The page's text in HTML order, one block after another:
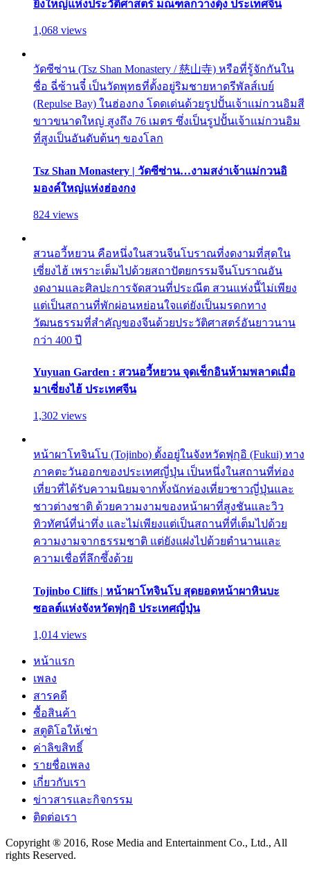
ยิ่งใหญ่แห่งประวัติศาสตร์ มณฑลกวางตุ้ง ประเทศจีน
1,068 views
วัดซีซ่าน (Tsz Shan Monastery / 慈山寺) หรือที่รู้จักกันใน
ชื่อ ฉี่ซ้านจี๋ เป็นวัดพุทธที่ตั้งอยู่ริมชายหาดรีพัลส์เบย์
(Repulse Bay) ในฮ่องกง โดดเด่นด้วยรูปปั้นเจ้าแม่กวนอิมสี
ขาวขนาดใหญ่ สูงถึง 76 เมตร ซึ่งเป็นรูปปั้นเจ้าแม่กวนอิม
ที่สูงเป็นอันดับต้นๆ ของโลก
Tsz Shan Monastery | วัดซีซ่าน…งามสง่าเจ้าแม่กวนอิ
มองค์ใหญ่แห่งฮ่องกง
824 views
สวนอวี้หยวน คือหนึ่งในสวนจีนโบราณที่งดงามที่สุดใน
เซี่ยงไฮ้ เพราะเต็มไปด้วยสถาปัตยกรรมจีนโบราณอัน
งดงามและศิลปะการจัดสวนที่ประณีต สวนแห่งนี้ไม่เพียง
แต่เป็นสถานที่พักผ่อนหย่อนใจแต่ยังเป็นมรดกทาง
วัฒนธรรมที่สำคัญของจีนด้วยประวัติศาสตร์อันยาวนาน
กว่า 400 ปี
Yuyuan Garden : สวนอวี้หยวน จุดเช็กอินห้ามพลาดเมื่อ
มาเซี่ยงไฮ้ ประเทศจีน
1,302 views
หน้าผาโทจินโบ (Tojinbo) ตั้งอยู่ในจังหวัดฟุกุอิ (Fukui) ทาง
ภาคตะวันออกของประเทศญี่ปุ่น เป็นหนึ่งในสถานที่ท่อง
เที่ยวที่ได้รับความนิยมจากทั้งนักท่องเที่ยวชาวญี่ปุ่นและ
ชาวต่างชาติ ด้วยความงามของหน้าผาที่สูงชันและวิว
ทิวทัศน์ที่น่าทึ่ง และไม่เพียงแต่เป็นสถานที่ที่เต็มไปด้วย
ความงามจากธรรมชาติ แต่ยังแฝงไปด้วยตำนานและ
ความเชื่อที่ลึกซึ้งด้วย
Tojinbo Cliffs | หน้าผาโทจินโบ สุดยอดหน้าผาหินบะ
ซอลต์แห่งจังหวัดฟุกุอิ ประเทศญี่ปุ่น
1,014 views
หน้าแรก
เพลง
สารคดี
ซื้อสินค้า
สตูดิโอให้เช่า
ค่าลิขสิทธิ์
รายชื่อเพลง
เกี่ยวกับเรา
ข่าวสารและกิจกรรม
ติดต่อเรา
Copyright ® 2016, Rose Media and Entertainment Co., Ltd., All
rights Reserved.